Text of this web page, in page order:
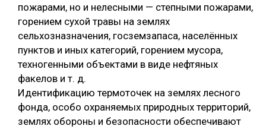
пожарами, но и нелесными — степными пожарами,
горением сухой травы на землях
сельхозназначения, госземзапаса, населённых
пунктов и иных категорий, горением мусора,
техногенными объектами в виде нефтяных
факелов и т. д.
Идентификацию термоточек на землях лесного
фонда, особо охраняемых природных территорий,
землях обороны и безопасности обеспечивают